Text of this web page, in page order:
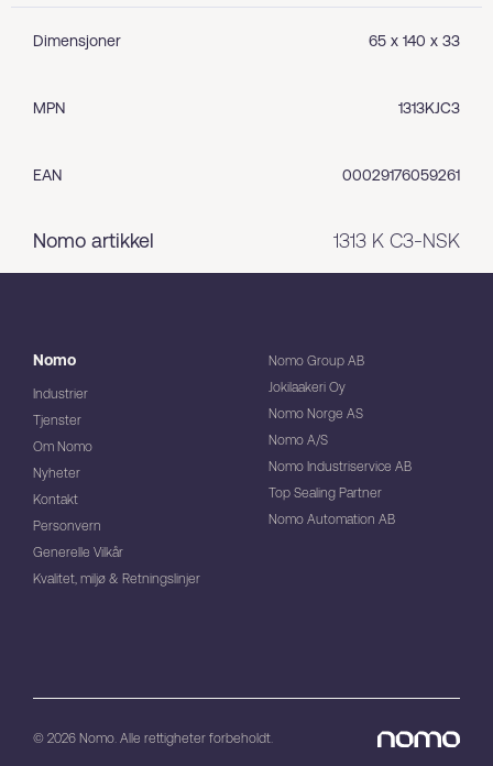
Dimensjoner 65 x 140 x 33
MPN 1313KJC3
EAN 00029176059261
Nomo artikkel 1313 K C3-NSK
Nomo
Industrier
Tjenster
Om Nomo
Nyheter
Kontakt
Personvern
Generelle Vilkår
Kvalitet, miljø & Retningslinjer
Nomo Group AB
Jokilaakeri Oy
Nomo Norge AS
Nomo A/S
Nomo Industriservice AB
Top Sealing Partner
Nomo Automation AB
© 2026 Nomo. Alle rettigheter forbeholdt.